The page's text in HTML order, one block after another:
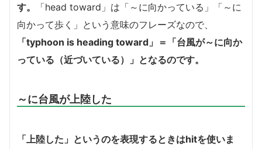
す。
「head toward」は「～に向かっている」「～に
向かって歩く」という意味のフレーズなので、
「typhoon is heading toward」＝「台風が～に向か
っている（近づいている）」となるのです。
～に台風が上陸した
「上陸した」というのを表現するときはhitを使いま